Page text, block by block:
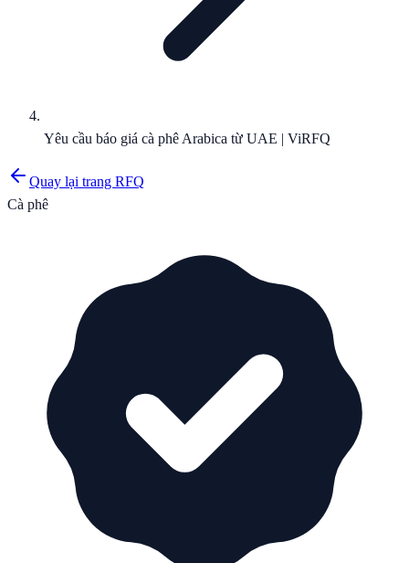
Yêu cầu báo giá cà phê Arabica từ UAE | ViRFQ
Quay lại trang RFQ
Cà phê